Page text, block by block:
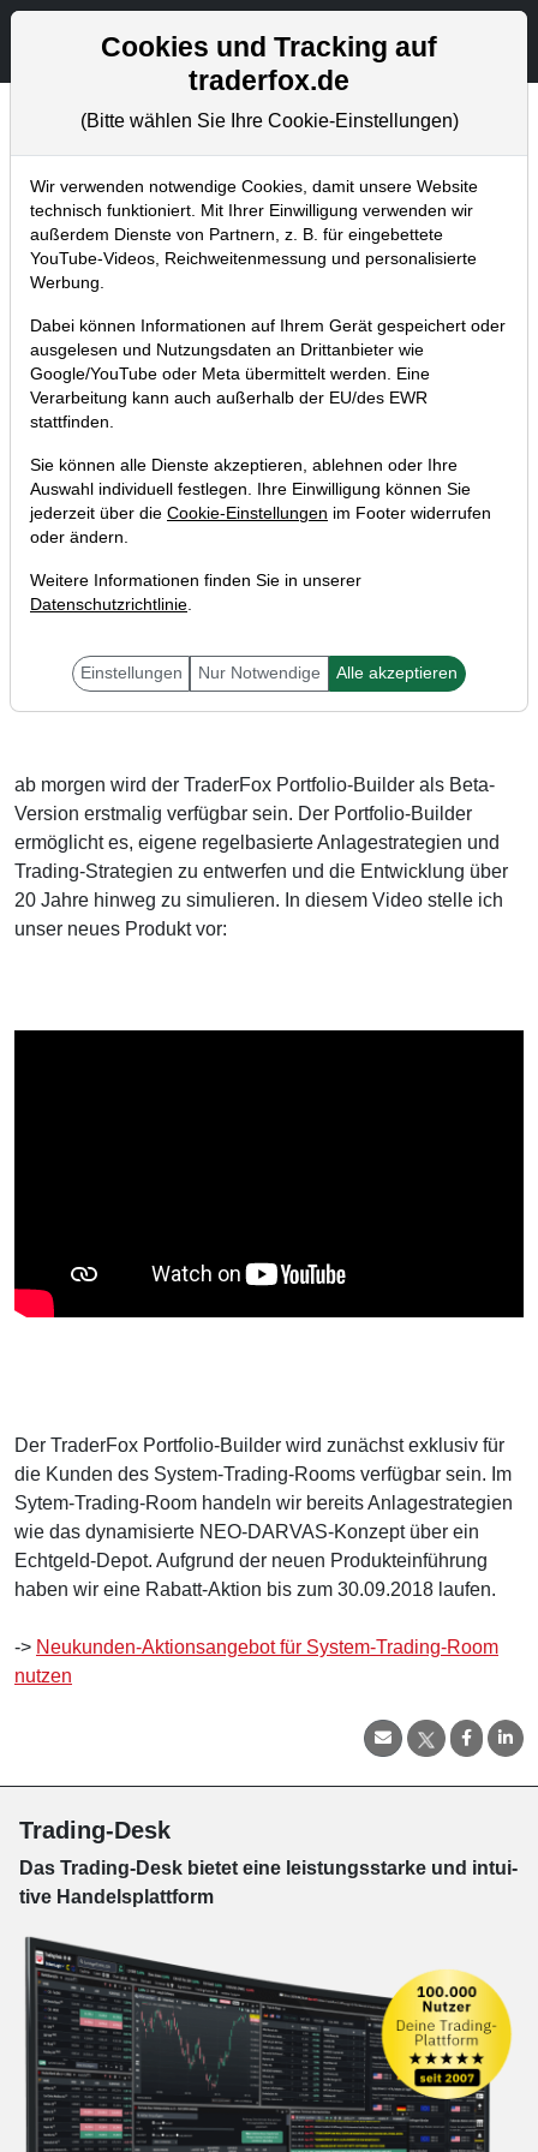
Aktien- und Artikelsuche
Aktuelles
Home Blog Aktuelles
Premiere TraderFox Portfolio-Builder:
Ein Tool, das dein Trading
revolutionieren wird!
26.09.2018 um 23:32 Uhr | TraderFox GmbH
Liebe Trader,
ab morgen wird der TraderFox Portfolio-Builder als Beta-
Version erstmalig verfügbar sein. Der Portfolio-Builder
ermöglicht es, eigene regelbasierte Anlagestrategien und
Trading-Strategien zu entwerfen und die Entwicklung über
20 Jahre hinweg zu simulieren. In diesem Video stelle ich
unser neues Produkt vor:
Der TraderFox Portfolio-Builder wird zunächst exklusiv für
die Kunden des System-Trading-Rooms verfügbar sein. Im
Sytem-Trading-Room handeln wir bereits Anlagestrategien
wie das dynamisierte NEO-DARVAS-Konzept über ein
Echtgeld-Depot. Aufgrund der neuen Produkteinführung
haben wir eine Rabatt-Aktion bis zum 30.09.2018 laufen.
-> Neukunden-Aktionsangebot für System-Trading-Room
nutzen
Trading-Desk
Das Trading-Desk bie­tet eine leis­tungs­star­ke und in­tui­
tive Han­dels­platt­form
Cookies und Tracking auf
traderfox.de
(Bitte wählen Sie Ihre Cookie-Einstellungen)
Wir verwenden notwendige Cookies, damit unsere Website
technisch funktioniert. Mit Ihrer Einwilligung verwenden wir
außerdem Dienste von Partnern, z. B. für eingebettete
YouTube-Videos, Reichweitenmessung und personalisierte
Werbung.
Dabei können Informationen auf Ihrem Gerät gespeichert oder
ausgelesen und Nutzungsdaten an Drittanbieter wie
Google/YouTube oder Meta übermittelt werden. Eine
Verarbeitung kann auch außerhalb der EU/des EWR
stattfinden.
Sie können alle Dienste akzeptieren, ablehnen oder Ihre
Auswahl individuell festlegen. Ihre Einwilligung können Sie
jederzeit über die Cookie-Einstellungen im Footer widerrufen
oder ändern.
Weitere Informationen finden Sie in unserer
Datenschutzrichtlinie.
Einstellungen Nur Notwendige Alle akzeptieren